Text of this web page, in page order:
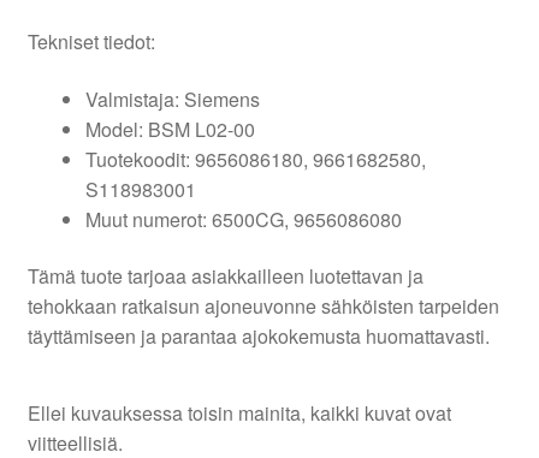
Tekniset tiedot:
Valmistaja: Siemens
Model: BSM L02-00
Tuotekoodit: 9656086180, 9661682580,
S118983001
Muut numerot: 6500CG, 9656086080
Tämä tuote tarjoaa asiakkailleen luotettavan ja
tehokkaan ratkaisun ajoneuvonne sähköisten tarpeiden
täyttämiseen ja parantaa ajokokemusta huomattavasti.
Ellei kuvauksessa toisin mainita, kaikki kuvat ovat
viitteellisiä.